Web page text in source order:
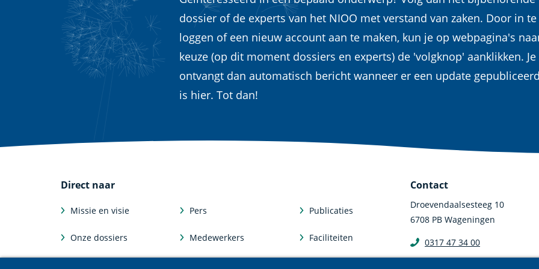
dossier of de experts van het NIOO met verstand van zaken. Door in te
loggen of een nieuw account aan te maken, kun je op webpagina's
keuze (op dit moment dossiers en experts) de 'volgknop' aanklikken. Je
ontvangt dan automatisch bericht wanneer er een update gepubliceerd
is hier. Tot dan!
Direct naar
Missie en visie
Onze dossiers
Pers
Medewerkers
Publicaties
Faciliteiten
Contact
Droevendaalsesteeg 10
6708 PB Wageningen
0317 47 34 00